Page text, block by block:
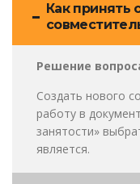
Как принять
Решение
Создать нового
работу в
занятости»
является.